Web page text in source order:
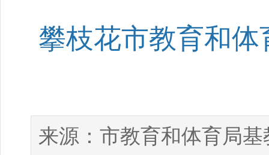
攀枝花市教育和
来源： 市教育和体育局基